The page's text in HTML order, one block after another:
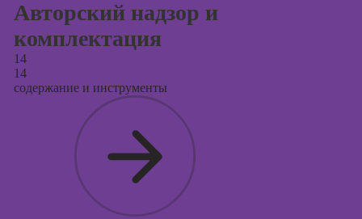
Авторский надзор и
комплектация
14
14
содержание и инструменты